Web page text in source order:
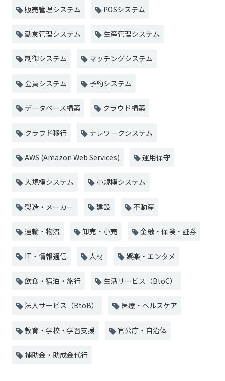
販売管理システム POSシステム
勤怠管理システム 生産管理システム
制御システム マッチングシステム
会員システム 予約システム
データベース構築 クラウド構築
クラウド移行 テレワークシステム
AWS (Amazon Web Services) 運用保守
大規模システム 小規模システム
製造・メーカー 建設 不動産
運輸・物流 卸売・小売 金融・保険・証券
IT・情報通信 人材 娯楽・エンタメ
飲食・宿泊・旅行 生活サービス（BtoC）
法人サービス（BtoB） 医療・ヘルスケア
教育・学校・学習支援 官公庁・自治体
補助金・助成金代行